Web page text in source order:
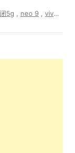
5g neo 9 vivo关闭5G